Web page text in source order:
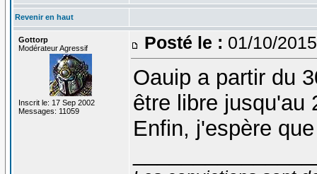
Revenir en haut
Gottorp
Modérateur Agressif
Inscrit le: 17 Sep 2002
Messages: 11059
Posté le : 01/10/
Oauip a partir du
être libre jusqu'au
Enfin, j'espère